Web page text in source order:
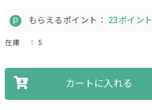
もらえるポイント： 23ポイント
在庫 ： 5
カートに入れる